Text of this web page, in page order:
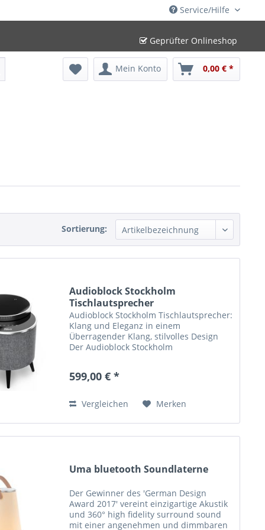
Service/Hilfe
Geprüfter Onlineshop
Mein Konto 0,00 € *
Sortierung:
Audioblock Stockholm
Tischlautsprecher
Audioblock Stockholm Tischlautsprecher:
Klang und Eleganz in einem
Überragender Klang, stilvolles Design
Der Audioblock Stockholm
Mit seiner robusten...
599,00 € *
Vergleichen Merken
Uma bluetooth Soundlaterne
Der Gewinner des 'German Design
Award 2017' vereint einzigartige Akustik
und 360° high fidelity surround sound
mit einer angenehmen und dimmbaren